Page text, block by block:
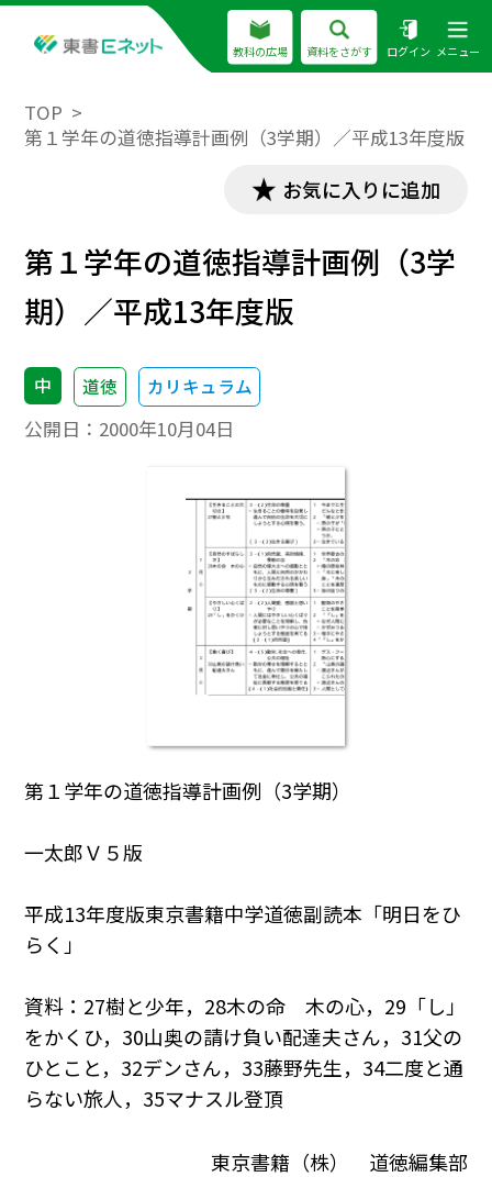
教科の広場 資料をさがす ログイン メニュー
TOP
第１学年の道徳指導計画例（3学期）／平成13年度版
お気に入りに追加
第１学年の道徳指導計画例（3学
期）／平成13年度版
中 道徳 カリキュラム
公開日： 2000年10月04日
第１学年の道徳指導計画例（3学期）
一太郎Ｖ５版
平成13年度版東京書籍中学道徳副読本「明日をひ
らく」
資料：27樹と少年，28木の命 木の心，29「し」
をかくひ，30山奥の請け負い配達夫さん，31父の
ひとこと，32デンさん，33藤野先生，34二度と通
らない旅人，35マナスル登頂
東京書籍（株） 道徳編集部